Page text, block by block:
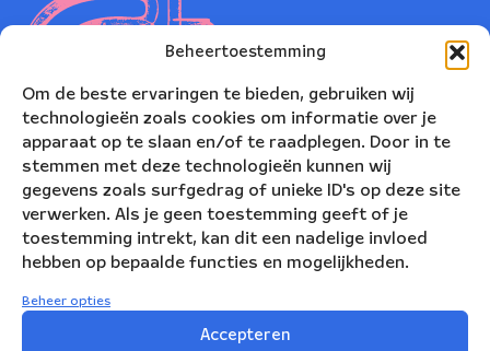
Beheertoestemming
Om de beste ervaringen te bieden, gebruiken wij
technologieën zoals cookies om informatie over je
apparaat op te slaan en/of te raadplegen. Door in te
stemmen met deze technologieën kunnen wij
gegevens zoals surfgedrag of unieke ID's op deze site
verwerken. Als je geen toestemming geeft of je
toestemming intrekt, kan dit een nadelige invloed
hebben op bepaalde functies en mogelijkheden.
Beheer opties
Accepteren
Nederlands Blazers Ensemble
Korte Leidsedwarsstraat 12